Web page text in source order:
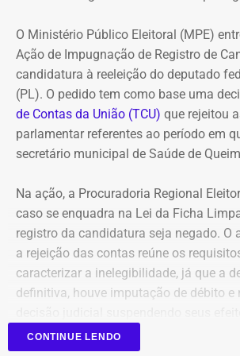
Refit não teria honrado os
pagamentos
O governo também sustenta que os
Refit descumpriram o parcelamento
para quitar débitos tributários.
parcelas deixaram de ser pagas por
situação que, segundo a legislação,
Outro ponto destacado é que, mesmo
parcelamento, a empresa teria
bilhão em novos débitos com o Estado.
Procuradoria, esse montante supera em
dobro o valor pago durante a vigência
regularizar sua situação fiscal.
O Ministério Público Eleitoral (MPE)
Ação de Impugnação de Registro de
candidatura à reeleição do deputado
(PL). O pedido tem como base uma
de Contas da União (TCU) que rejeitou
parlamentar referentes ao período em
secretário municipal de Saúde de
Na ação, a Procuradoria Regional
caso se enquadra na Lei da Ficha
registro da candidatura seja negado. O
a rejeição das contas reúne os
caracterizar a inelegibilidade, já que a
definitiva, houve imputação de débito e
Atualmente deputado federal, Dr. Flávio
CONTINUE LENDO